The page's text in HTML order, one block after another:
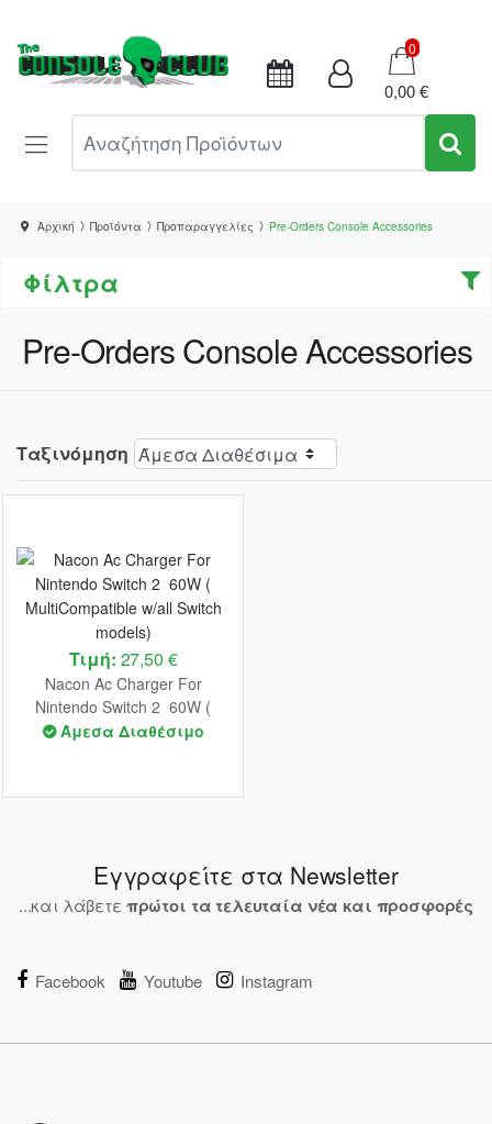
Καλάθι
0
0,00 €
Αρχική Προϊόντα Προπαραγγελίες Pre-Orders Console Accessories
Φίλτρα
Pre-Orders Console Accessories
Ταξινόμηση
Τιμή: 27,50 €
Nacon Ac Charger For
Nintendo Switch 2 60W (
MultiCompatible w/all Switch
Άμεσα Διαθέσιμο
Εγγραφείτε στα Newsletter
...και λάβετε πρώτοι τα τελευταία νέα και προσφορές
Facebook Youtube Instagram